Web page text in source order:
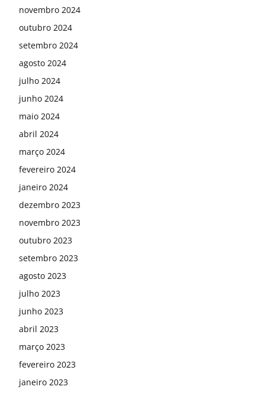
novembro 2024
outubro 2024
setembro 2024
agosto 2024
julho 2024
junho 2024
maio 2024
abril 2024
março 2024
fevereiro 2024
janeiro 2024
dezembro 2023
novembro 2023
outubro 2023
setembro 2023
agosto 2023
julho 2023
junho 2023
abril 2023
março 2023
fevereiro 2023
janeiro 2023